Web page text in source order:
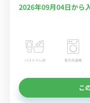
2026年09月04日から
バストイレ別 室内洗濯機
こ